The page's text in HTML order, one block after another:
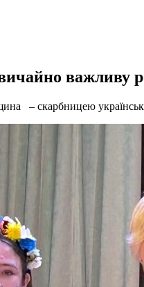
важливу
– скарбницею